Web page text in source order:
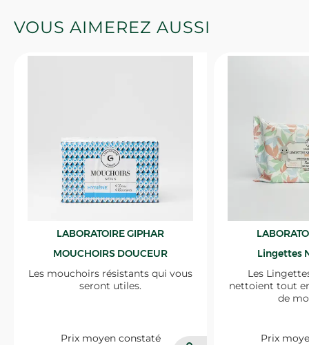
VOUS AIMEREZ AUSSI
LABORATOIRE GIPHAR
MOUCHOIRS DOUCEUR
Les mouchoirs résistants qui vous
seront utiles.
Prix moyen constaté
Lingettes
Les
nettoient tout
de
Prix